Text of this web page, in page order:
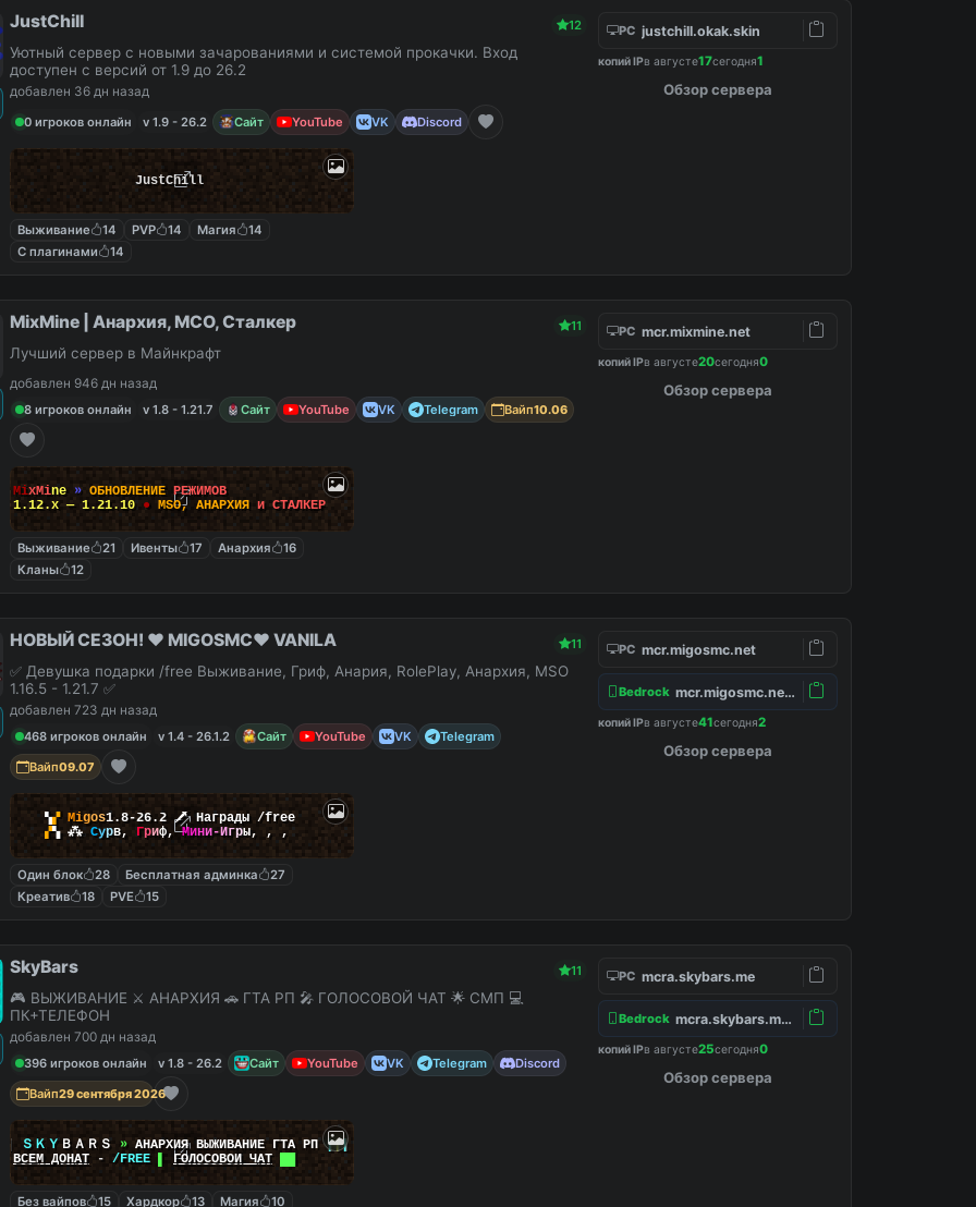
JustChill 12
Уютный сервер с новыми зачарованиями и системой прокачки. Вход
доступен с версий от 1.9 до 26.2
добавлен 36 дн назад
0 игроков онлайн
v 1.9 - 26.2 Сайт YouTube VK Discord
JustChill
Выживание 14 PVP 14 Магия
14
С плагинами
14
PC justchill.okak.skin
копий IPв августе17сегодня1
Обзор сервера
MixMine | Анархия, МСО, Сталкер 11
Лучший сервер в Майнкрафт
добавлен 946 дн назад
8 игроков онлайн
v 1.8 - 1.21.7 Сайт YouTube VK Telegram Вайп10.06
MixMine » ОБНОВЛЕНИЕ РЕЖИМОВ
1.12.x — 1.21.10 ● MSO, АНАРХИЯ и СТАЛКЕР
Выживание 21 Ивенты 17 Анархия
16
Кланы
12
PC mcr.mixmine.net
копий IPв августе20сегодня0
Обзор сервера
НОВЫЙ СЕЗОН! ❤️ MIGOSMC❤️ VANILA 11
✅ Девушка подарки /free Выживание, Гриф, Анария, RolePlay, Анархия, MSO
1.16.5 - 1.21.7 ✅
добавлен 723 дн назад
468 игроков онлайн
v 1.4 - 26.1.2 Сайт YouTube VK
Telegram
Вайп09.07
▚▞ Migos1.8-26.2 🗡 Награды /free
▞▚ ⁂ Сурв, Гриф,Мини-Игры, , ,
Один блок 28 Бесплатная админка
27
Креатив
18 PVE 15
PC mcr.migosmc.net
Bedrock mcr.migosmc.net:19132
копий IPв августе41сегодня2
Обзор сервера
SkyBars 11
🎮 ВЫЖИВАНИЕ ⚔️ АНАРХИЯ 🚗 ГТА РП 🎤 ГОЛОСОВОЙ ЧАТ 🌟 СМП 💻
ПК+ТЕЛЕФОН
добавлен 700 дн назад
396 игроков онлайн
v 1.8 - 26.2 Сайт YouTube VK Telegram
Discord
Вайп29 сентября 2026
ＳＫＹ ＢＡＲＳ » АНАРХИЯ ВЫЖИВАНИЕ ГТА РП|||
ВСЕМ ДОНАТ - /FREE ГОЛОСОВОЙ ЧАТ
Без вайпов 15 Хардкор 13 Магия
10
PC mcra.skybars.me
Bedrock mcra.skybars.me:19132
копий IPв августе25сегодня0
Обзор сервера